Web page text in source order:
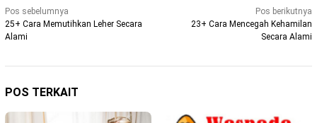
Navigasi
pos
Pos sebelumnya
25+ Cara Memutihkan Leher Secara
Alami
Pos berikutnya
23+ Cara Mencegah Kehamilan
Secara Alami
POS TERKAIT